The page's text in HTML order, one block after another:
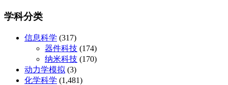
学科分类
信息科学 (317)
器件科技 (174)
纳米科技 (170)
动力学模拟 (3)
化学科学 (1,481)